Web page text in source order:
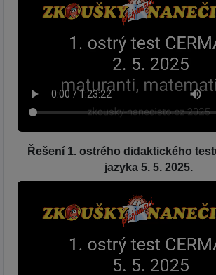
Řešení 1. ostrého didaktického
jazyka 5. 5. 2025.